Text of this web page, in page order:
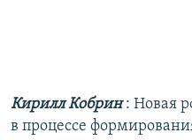
СОЦИАЛЬНЫЕ СЕТИ
Кирилл Кобрин: Новая
в процессе